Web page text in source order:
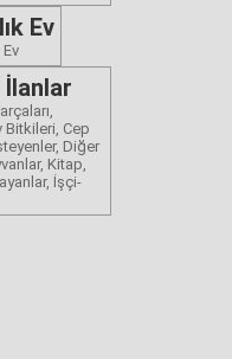
Ev
Cep
Diğer
Kitap,
İşçi-